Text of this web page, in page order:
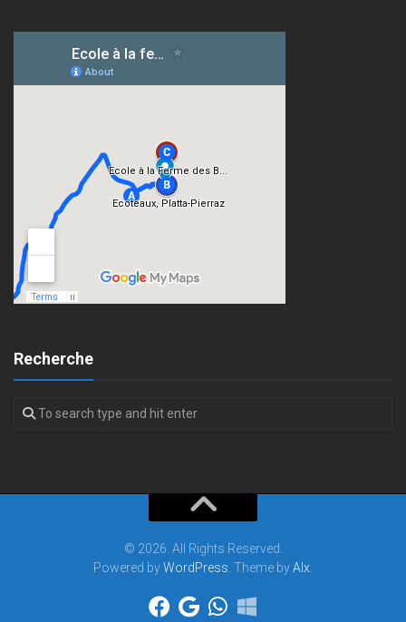
Recherche
© 2026. All Rights Reserved.
Powered byWordPress. Theme byAlx.